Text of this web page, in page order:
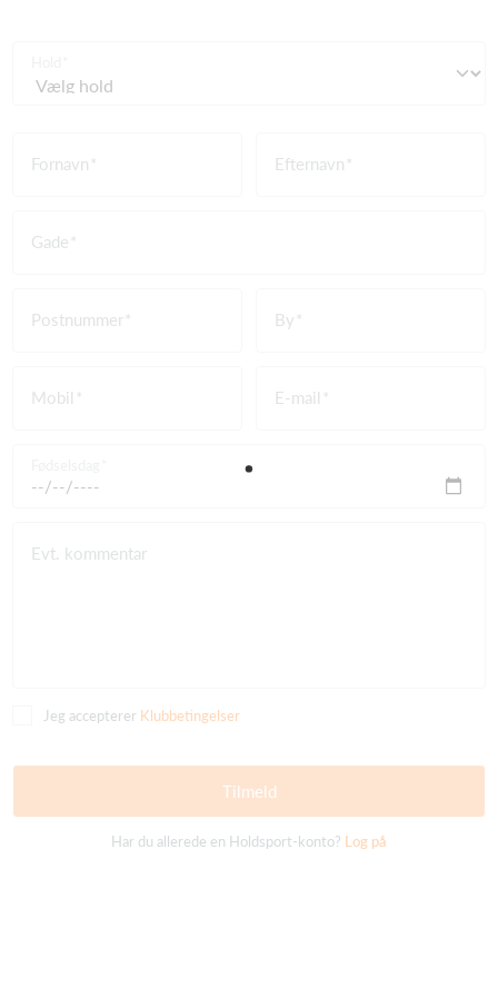
Fornavn Efternavn
Gade
Postnummer By
Mobil E-mail
Evt. kommentar
Jeg accepterer Klubbetingelser
Tilmeld
Har du allerede en Holdsport-konto? Log på